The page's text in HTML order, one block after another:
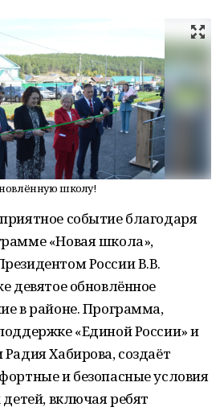
школу!
событие благодаря
«Новая школа»,
России В.В.
девятое обновлённое
в районе. Программа,
«Единой России» и
Хабирова, создаёт
и безопасные условия
включая ребят